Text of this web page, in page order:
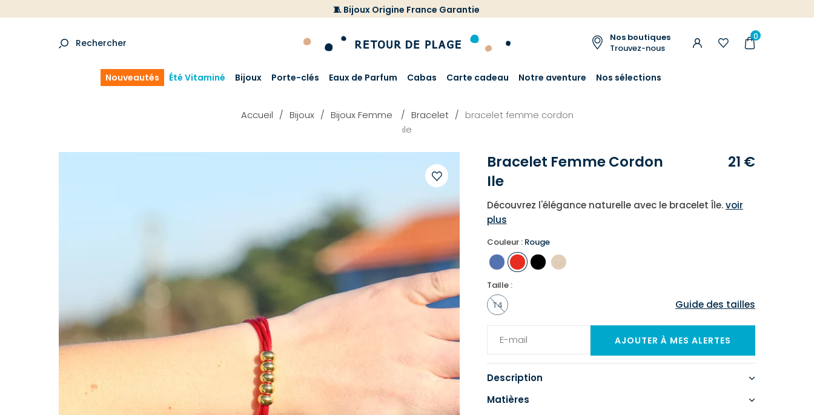
🧵 Bijoux Origine France Garantie
Rechercher
Nos boutiques
Trouvez-nous
0
Nouveautés Été Vitaminé Bijoux Porte-clés Eaux de Parfum Cabas Carte cadeau Notre aventure Nos sélections
Accueil Bijoux Bijoux Femme Bracelet
bracelet femme cordon
ile
à
d'envies
Bracelet Femme Cordon
Ile
21 €
Découvrez l'élégance naturelle avec le bracelet Île.voir
plus
Couleur : Rouge
Taille :
T4
Guide des tailles
Description
Matières